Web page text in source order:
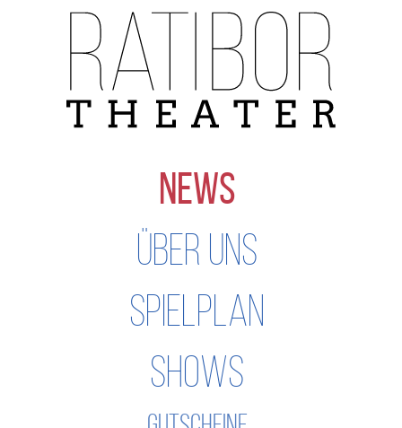
NEWS
ÜBER UNS
SPIELPLAN
SHOWS